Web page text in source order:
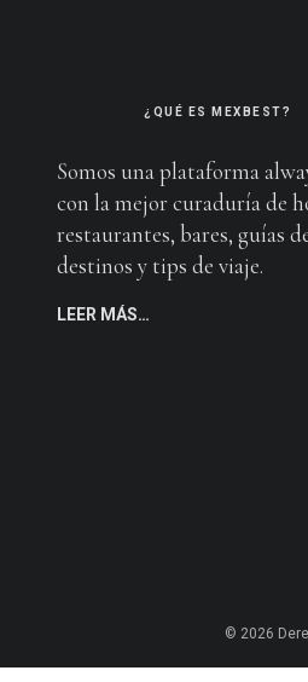
¿QUÉ ES MEXBEST?
Somos una plataforma
con la mejor curaduría de
restaurantes, bares, guías
destinos y tips de viaje.
LEER MÁS…
© 2026